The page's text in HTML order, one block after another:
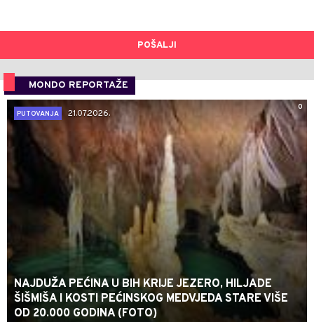
POŠALJI
MONDO REPORTAŽE
0
PUTOVANJA
21.07.2026.
NAJDUŽA PEĆINA U BIH KRIJE JEZERO, HILJADE
ŠIŠMIŠA I KOSTI PEĆINSKOG MEDVJEDA STARE VIŠE
OD 20.000 GODINA (FOTO)